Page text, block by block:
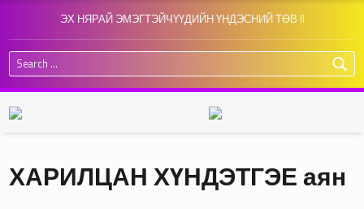
ЭХ НЯРАЙ ЭМЭГТЭЙЧҮҮДИЙН ҮНДЭСНИЙ ТӨВ II
Search for:
ХАРИЛЦАН ХҮНДЭТГЭЕ аян